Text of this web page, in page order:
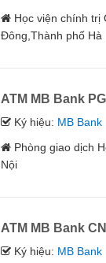
Học viện chính trị
Đông,Thành phố Hà
ATM MB Bank
Ký hiệu: MB Bank
Phòng giao dịch
Nội
ATM MB Bank
Ký hiệu: MB Bank